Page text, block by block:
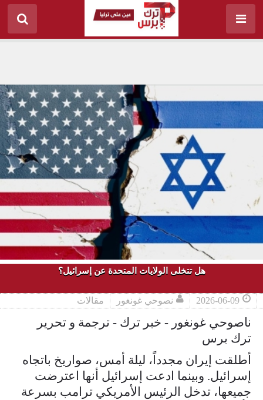
هل تتخلى الولايات المتحدة عن إسرائيل؟
2026-06-09 نصوحي غونغور مقالات
ناصوحي غونغور - خبر ترك - ترجمة و تحرير
ترك برس
أطلقت إيران مجدداً، ليلة أمس، صواريخ باتجاه
إسرائيل. وبينما ادعت إسرائيل أنها اعترضت
جميعها، تدخل الرئيس الأمريكي ترامب بسرعة